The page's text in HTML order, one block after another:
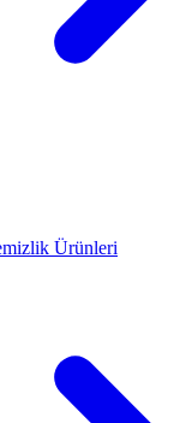
Ürünleri